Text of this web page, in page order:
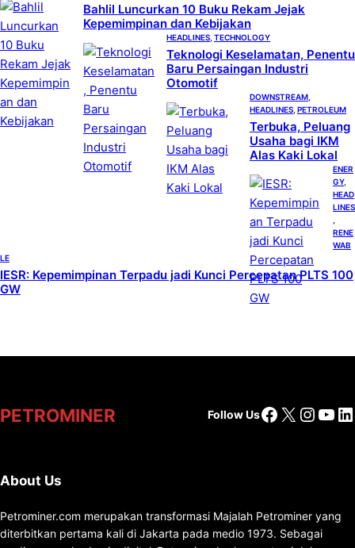
Bahlil Luncurkan 10 Buku Rekam Jejak
Kepemimpinan dan Kebijakan
HEADLINES TECHNOLOGY
Teknologi Keselamatan, Penentu
Baru Persaingan Industri
Otomotif
DOWNSTREAM
HEADLINES PETROLEUM
Terbuka, Peluang
Usaha bagi IKM
Alas Kaki Lokal
ENER
GY
HEAD
LINES
RENE
WAB
LE
IESR: Kepemimpinan Terpadu jadi Kunci Percepatan PLTS 100
GW
PETROMINER Follow UsFacebook
X
About Us
Petrominer.com merupakan transformasi Majalah Petrominer yang
diterbitkan pertama kali di Jakarta pada medio 1973. Sebagai